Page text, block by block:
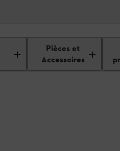
Pièces et
Accessoires